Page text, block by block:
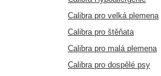
Calibra pro velká plemena
Calibra pro štěňata
Calibra pro malá plemena
Calibra pro dospělé psy